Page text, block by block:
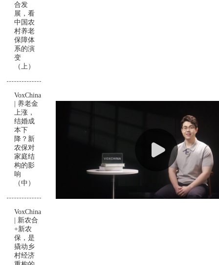
合发
展，看
中国农
村养老
保障体
系的演
变
（上）
VoxChina
| 养老金
上涨，
结婚成
本下
降？新
农保对
家庭结
构的影
响
（中）
VoxChina
| 新农合
+新农
保，是
撬动乡
村经济